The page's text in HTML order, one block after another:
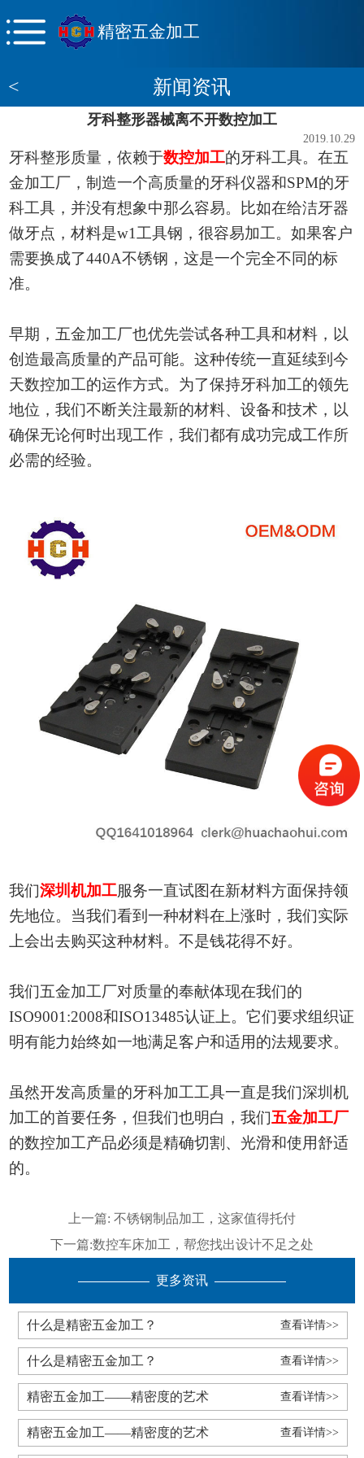
精密五金加工
< 新闻资讯
牙科整形器械离不开数控加工
2019.10.29
牙科整形质量，依赖于数控加工的牙科工具。在五
金加工厂，制造一个高质量的牙科仪器和SPM的牙
科工具，并没有想象中那么容易。比如在给洁牙器
做牙点，材料是w1工具钢，很容易加工。如果客户
需要换成了440A不锈钢，这是一个完全不同的标
准。
早期， 五金加工厂也优先尝试各种工具和材料，以
创造最高质量的产品可能。这种传统一直延续到今
天数控加工的运作方式。为了保持牙科加工的领先
地位，我们不断关注最新的材料、设备和技术，以
确保无论何时出现工作，我们都有成功完成工作所
必需的经验。
我们深圳机加工服务一直试图在新材料方面保持领
先地位。当我们看到一种材料在上涨时，我们实际
上会出去购买这种材料。不是钱花得不好。
我们五金加工厂对质量的奉献体现在我们的
ISO9001:2008和ISO13485认证上。它们要求组织证
明有能力始终如一地满足客户和适用的法规要求。
虽然开发高质量的牙科加工工具一直是我们深圳机
加工的首要任务，但我们也明白，我们五金加工厂
的数控加工产品必须是精确切割、光滑和使用舒适
的。
上一篇: 不锈钢制品加工，这家值得托付
下一篇:数控车床加工，帮您找出设计不足之处
更多资讯
什么是精密五金加工？ 查看详情>>
什么是精密五金加工？ 查看详情>>
精密五金加工——精密度的艺术 查看详情>>
精密五金加工——精密度的艺术 查看详情>>